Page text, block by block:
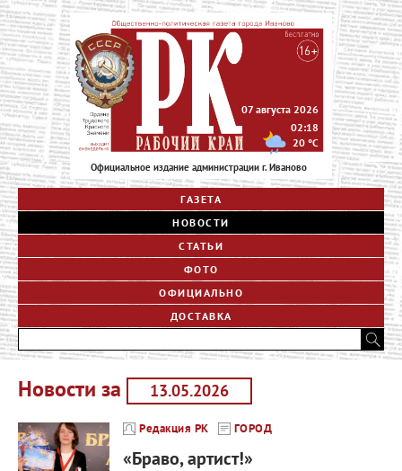
Официальное издание администрации г. Иваново
07 августа 2026
02:18
20 °C
ГАЗЕТА
НОВОСТИ
СТАТЬИ
ФОТО
ОФИЦИАЛЬНО
ДОСТАВКА
Новости за
Редакция РК ГОРОД
«Браво, артист!»